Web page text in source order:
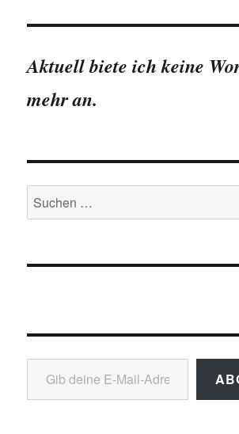
2
Aktuell biete ich keine
mehr an.
Suchen
nach:
Gib deine E-Mail-Adresse ein ...